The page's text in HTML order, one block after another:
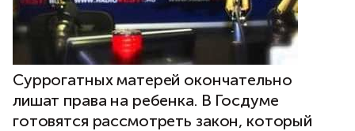
Суррогатных матерей окончательно
лишат права на ребенка. В Госдуме
готовятся рассмотреть закон, который